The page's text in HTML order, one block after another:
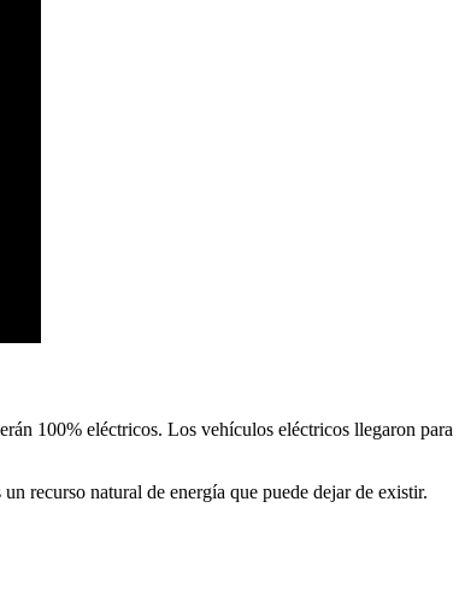
100% eléctricos. Los vehículos eléctricos llegaron para
recurso natural de energía que puede dejar de existir.